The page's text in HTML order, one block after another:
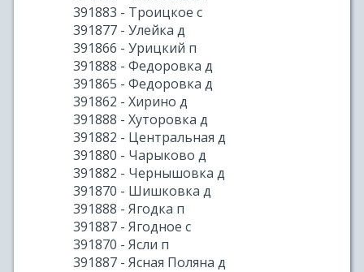
391883 - Троицкое с
391877 - Улейка д
391866 - Урицкий п
391888 - Федоровка д
391865 - Федоровка д
391862 - Хирино д
391888 - Хуторовка д
391882 - Центральная д
391880 - Чарыково д
391882 - Чернышовка д
391870 - Шишковка д
391888 - Ягодка п
391887 - Ягодное с
391870 - Ясли п
391887 - Ясная Поляна д